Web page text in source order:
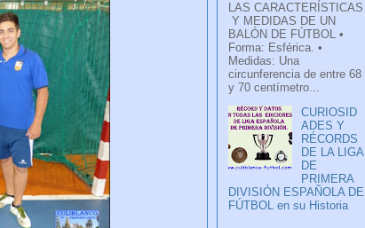
LAS CARACTERÍSTICAS
Y MEDIDAS DE UN
BALÓN DE FÚTBOL •
Forma: Esférica. •
Medidas: Una
circunferencia de entre 68
y 70 centímetro...
CURIOSID
ADES Y
RÉCORDS
DE LA LIGA
DE
PRIMERA
DIVISIÓN ESPAÑOLA DE
FÚTBOL en su Historia